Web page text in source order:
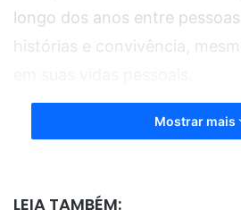
longo dos anos entre
histórias e convivência,
Ao comentar a publicação
Mostrar mais
LEIA TAMBÉM: